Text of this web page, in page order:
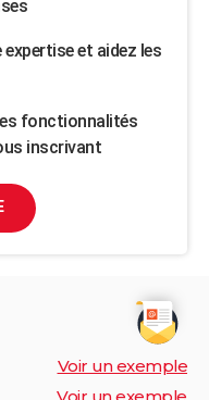
et aidez les
fonctionnalités
inscrivant
Voir un exemple